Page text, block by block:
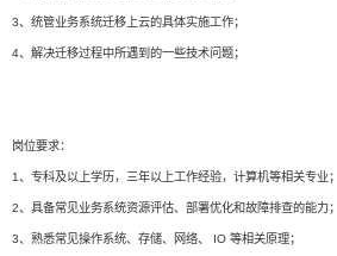
3、统管业务系统迁移上云的具体实施工作；
4、解决迁移过程中所遇到的一些技术问题；
岗位要求：
1、专科及以上学历，三年以上工作经验，计算机等相关专业；
2、具备常见业务系统资源评估、部署优化和故障排查的能力；
3、熟悉常见操作系统、存储、网络、 IO 等相关原理；